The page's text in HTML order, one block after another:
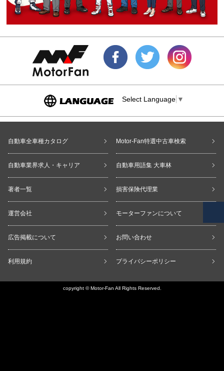
Select Language ▼
自動車全車種カタログ Motor-Fan特選中古車検索
自動車業界求人・キャリア 自動車用語集 大車林
著者一覧 損害保険代理業
運営会社 モーターファンについて
広告掲載について お問い合わせ
利用規約 プライバシーポリシー
copyright © Motor-Fan All Rights Reserved.